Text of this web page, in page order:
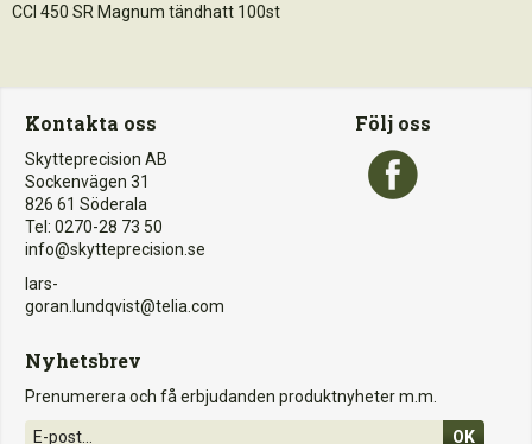
CCI 450 SR Magnum tändhatt 100st
Kontakta oss
Skytteprecision AB
Sockenvägen 31
826 61 Söderala
Tel: 0270-28 73 50
info@skytteprecision.se
lars-
goran.lundqvist@telia.com
Följ oss
Nyhetsbrev
Prenumerera och få erbjudanden produktnyheter m.m.
OK